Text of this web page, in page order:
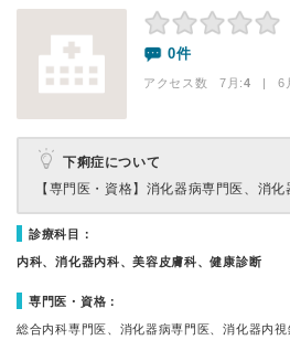
0件
アクセス数 7月:4 | 6
下痢症について
【専門医・資格】 消化器病専門医、消化
診療科目：
内科、消化器内科、美容皮膚科、健康診断
専門医・資格：
総合内科専門医、消化器病専門医、消化器内視